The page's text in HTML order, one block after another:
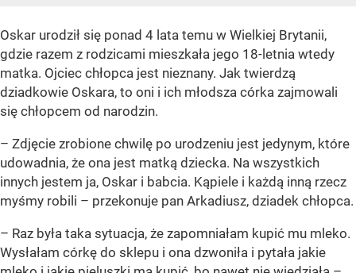
Oskar urodził się ponad 4 lata temu w Wielkiej Brytanii,
gdzie razem z rodzicami mieszkała jego 18-letnia wtedy
matka. Ojciec chłopca jest nieznany. Jak twierdzą
dziadkowie Oskara, to oni i ich młodsza córka zajmowali
się chłopcem od narodzin.
– Zdjęcie zrobione chwilę po urodzeniu jest jedynym, które
udowadnia, że ona jest matką dziecka. Na wszystkich
innych jestem ja, Oskar i babcia. Kąpiele i każdą inną rzecz
myśmy robili – przekonuje pan Arkadiusz, dziadek chłopca.
– Raz była taka sytuacja, że zapomniałam kupić mu mleko.
Wysłałam córkę do sklepu i ona dzwoniła i pytała jakie